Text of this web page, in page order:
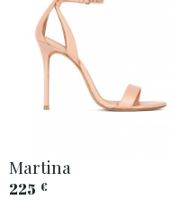
Martina
225 €